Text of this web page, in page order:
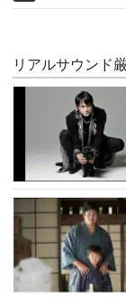
リアルサウンド